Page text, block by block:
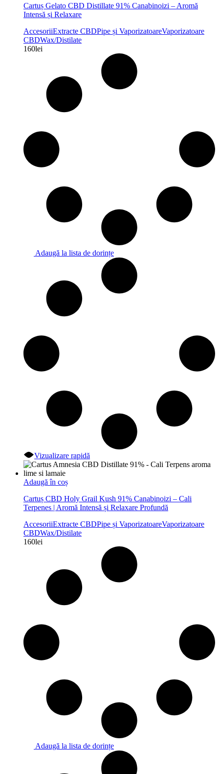
Cartuș Gelato CBD Distillate 91% Canabinoizi – Aromă
Intensă și Relaxare
AccesoriiExtracte CBDPipe și VaporizatoareVaporizatoare
CBDWax/Distilate
160lei
Adaugă la lista de dorințe
Vizualizare rapidă
Adaugă în coș
Cartuș CBD Holy Grail Kush 91% Canabinoizi – Cali
Terpenes | Aromă Intensă și Relaxare Profundă
AccesoriiExtracte CBDPipe și VaporizatoareVaporizatoare
CBDWax/Distilate
160lei
Adaugă la lista de dorințe